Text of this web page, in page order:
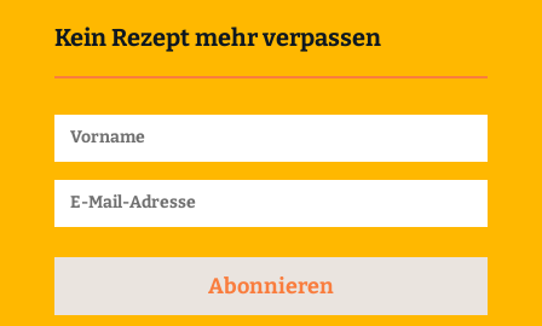
Kein Rezept mehr verpassen
Abonnieren